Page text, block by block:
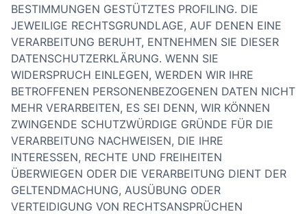
BESTIMMUNGEN GESTÜTZTES PROFILING. DIE
JEWEILIGE RECHTSGRUNDLAGE, AUF DENEN EINE
VERARBEITUNG BERUHT, ENTNEHMEN SIE DIESER
DATENSCHUTZERKLÄRUNG. WENN SIE
WIDERSPRUCH EINLEGEN, WERDEN WIR IHRE
BETROFFENEN PERSONENBEZOGENEN DATEN NICHT
MEHR VERARBEITEN, ES SEI DENN, WIR KÖNNEN
ZWINGENDE SCHUTZWÜRDIGE GRÜNDE FÜR DIE
VERARBEITUNG NACHWEISEN, DIE IHRE
INTERESSEN, RECHTE UND FREIHEITEN
ÜBERWIEGEN ODER DIE VERARBEITUNG DIENT DER
GELTENDMACHUNG, AUSÜBUNG ODER
VERTEIDIGUNG VON RECHTSANSPRÜCHEN